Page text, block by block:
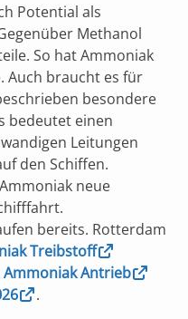
Potential als
Methanol
So hat Ammoniak
Auch braucht es für
besondere
bedeutet einen
Leitungen
den Schiffen.
neue
bereits. Rotterdam
Treibstoff
Antrieb
.